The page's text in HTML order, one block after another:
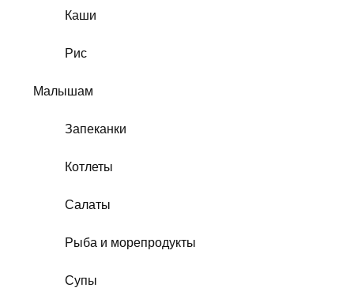
Каши
Рис
Малышам
Запеканки
Котлеты
Салаты
Рыба и морепродукты
Супы